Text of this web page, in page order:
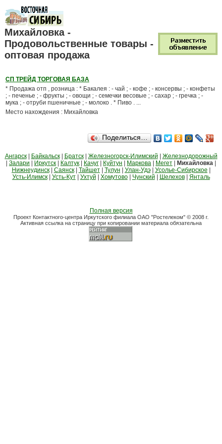
Михайловка -
Продовольственные товары -
оптовая продажа
СП ТРЕЙД ТОРГОВАЯ БАЗА
* Продажа отп , розница : * Бакалея : - чай ; - кофе ; - консервы ; - конфеты
; - печенье ; - фрукты ; - овощи ; - семечки весовые ; - сахар ; - гречка ; -
мука ; - отруби пшеничные ; - молоко . * Пиво . ...
Место нахождения : Михайловка
Поделиться…
Ангарск| Байкальск| Братск| Железногорск-Илимский
Железнодорожный
Залари Иркутск Калтук Качуг Куйтун Маркова Мегет Михайловка
Нижнеудинск| Саянск| Тайшет| Тулун Улан-Удэ| Усолье-Сибирское
Усть-Илимск| Усть-Кут| Ухтуй Хомутово| Чунский Шелехов| Янталь
Полная версия
Проект Контактного-центра Иркутского филиала ОАО "Ростелеком" © 2008 г.
Активная ссылка на страницу при копировании материала обязательна